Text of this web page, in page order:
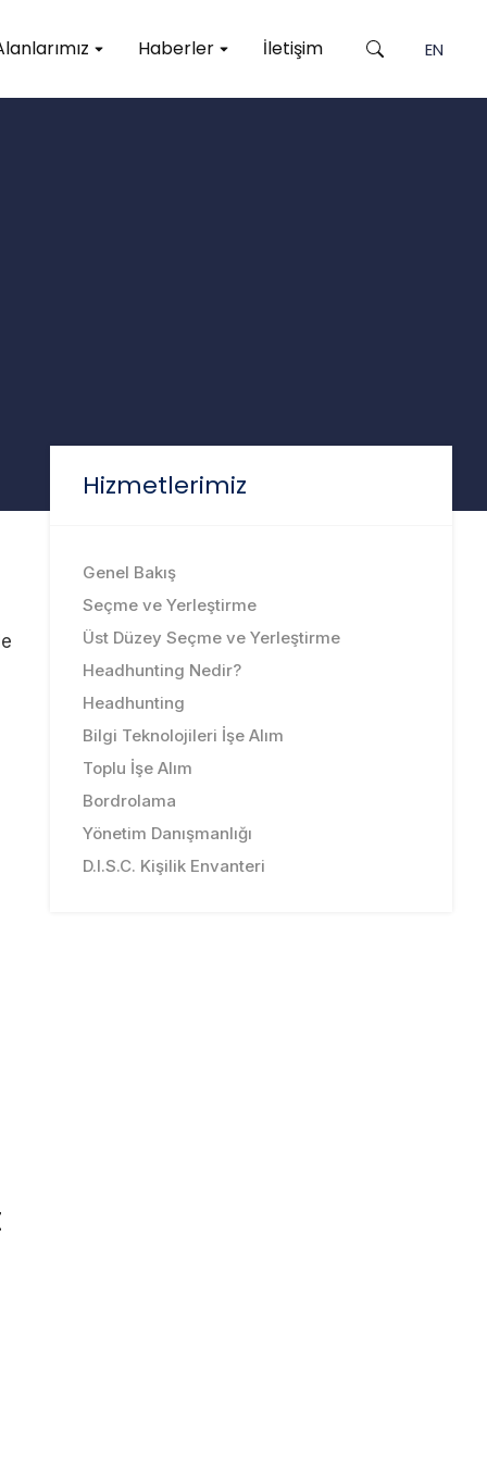
Haberler İletişim EN
Bilgi Teknolojileri
Hizmetlerimiz
Genel Bakış
Seçme ve Yerleştirme
Üst Düzey Seçme ve Yerleştirme
Headhunting Nedir?
Headhunting
Bilgi Teknolojileri İşe Alım
Toplu İşe Alım
Bordrolama
Yönetim Danışmanlığı
D.I.S.C. Kişilik Envanteri